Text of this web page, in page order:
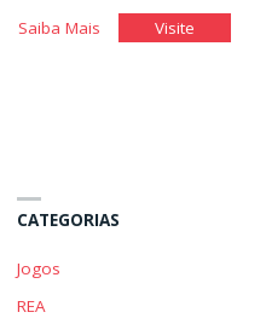
Saiba Mais"HistóriaVisite"História
CATEGORIAS
Jogos
REA